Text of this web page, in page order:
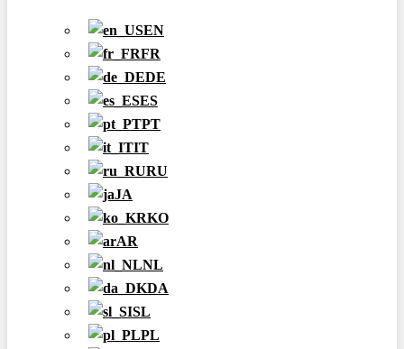
EN
FR
DE
ES
PT
IT
RU
JA
KO
AR
NL
DA
SL
PL